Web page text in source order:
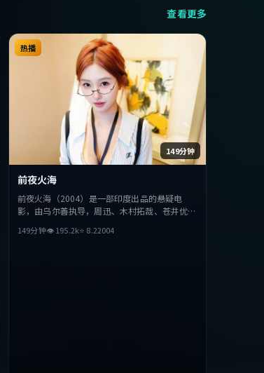
查看更多
149分钟
热播
前夜火海
前夜火海（2004）是一部印度出品的悬疑电
影，由乌尔善执导，周迅、木村拓哉、苍井优等
与抉择，节奏张弛有度，适合喜欢该类型的观众
149分钟👁195.2k⭐ 8.22004